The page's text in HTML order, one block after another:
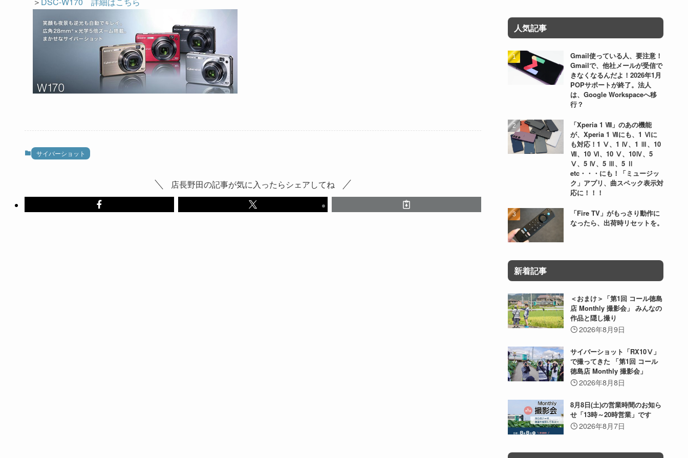
サイバーショット
店長野田の記事が気に入ったらシェアしてね
人気記事
Gmail使っている人、要注意！
Gmailで、他社メールが受信で
きなくなるんだよ！2026年1月
POPサポートが終了。法人
は、Google Workspaceへ移
行？
「Xperia 1 Ⅷ」のあの機能
が、Xperia 1 Ⅶにも、1 Ⅵに
も対応！1 Ⅴ、1 Ⅳ、1 Ⅲ、10
Ⅶ、10 Ⅵ、10 Ⅴ、10Ⅳ、5
Ⅴ、5 Ⅳ、5 Ⅲ、5 Ⅱ
etc・・・にも！「ミュージッ
ク」アプリ、曲スペック表示対
応に！！！
「Fire TV」がもっさり動作に
なったら、出荷時リセットを。
新着記事
＜おまけ＞「第1回 コール徳島
店 Monthly 撮影会」 みんなの
作品と隠し撮り
2026年8月9日
サイバーショット「RX10Ⅴ」
で撮ってきた 「第1回 コール
徳島店 Monthly 撮影会」
2026年8月8日
8月8日(土)の営業時間のお知ら
せ「13時～20時営業」です
2026年8月7日